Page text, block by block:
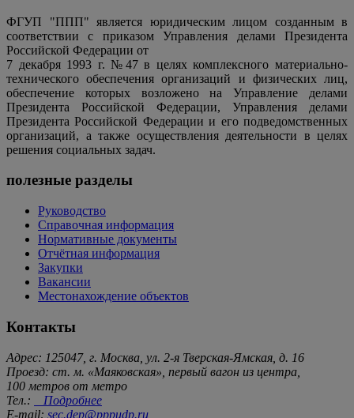
ФГУП "ППП" является юридическим лицом созданным в
соответствии с приказом Управления делами Президента
Российской Федерации от
7 декабря 1993 г. №47 в целях комплексного материально-
технического обеспечения организаций и физических лиц,
обеспечение которых возложено на Управление делами
Президента Российской Федерации, Управления делами
Президента Российской Федерации и его подведомственных
организаций, а также осуществления деятельности в целях
решения социальных задач.
полезные разделы
Руководство
Справочная информация
Нормативные документы
Отчётная информация
Закупки
Вакансии
Местонахождение объектов
Контакты
Адрес: 125047, г. Москва, ул. 2-я Тверская-Ямская, д. 16
Проезд: ст. м. «Маяковская», первый вагон из центра,
100 метров от метро
Тел.:
Подробнее
E-mail: sec.dep@pppudp.ru